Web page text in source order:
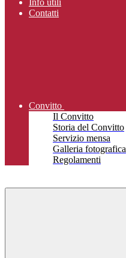
Info utili
Contatti
Convitto
Il Convitto
Storia del Convitto
Servizio mensa
Galleria fotografica
Regolamenti